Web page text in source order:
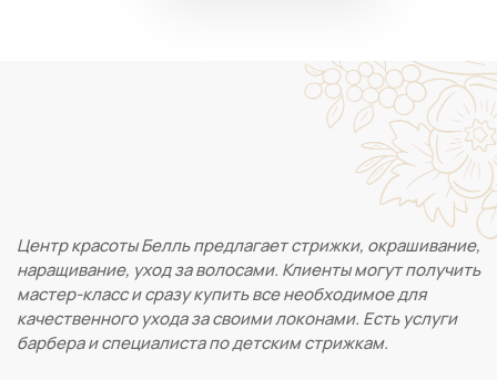
Центр красоты Белль предлагает стрижки, окрашивание,
наращивание, уход за волосами. Клиенты могут получить
мастер-класс и сразу купить все необходимое для
качественного ухода за своими локонами. Есть услуги
барбера и специалиста по детским стрижкам.